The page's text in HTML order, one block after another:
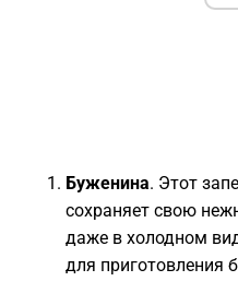
Буженина. Этот
сохраняет свою
даже в холодном
для приготовления